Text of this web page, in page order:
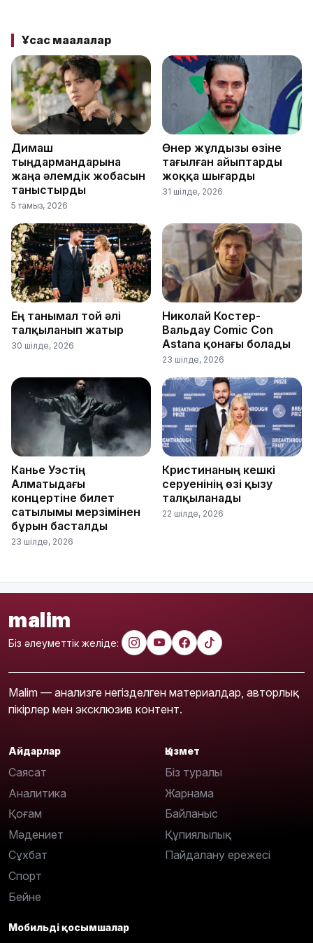
Ұқсас мақалалар
Димаш
тыңдармандарына
жаңа әлемдік жобасын
таныстырды
5 тамыз, 2026
Өнер жұлдызы өзіне
тағылған айыптарды
жоққа шығарды
31 шілде, 2026
Ең танымал той әлі
талқыланып жатыр
30 шілде, 2026
Николай Костер-
Вальдау Comic Con
Astana қонағы болады
23 шілде, 2026
Канье Уэстің
Алматыдағы
концертіне билет
сатылымы мерзімінен
бұрын басталды
23 шілде, 2026
Кристинаның кешкі
серуенінің өзі қызу
талқыланады
22 шілде, 2026
malim
Біз әлеуметтік желіде:
Malim — анализге негізделген материалдар, авторлық
пікірлер мен эксклюзив контент.
Айдарлар
Саясат
Аналитика
Қоғам
Мәдениет
Сұхбат
Спорт
Бейне
Қызмет
Біз туралы
Жарнама
Байланыс
Құпиялылық
Пайдалану ережесі
Мобильді қосымшалар